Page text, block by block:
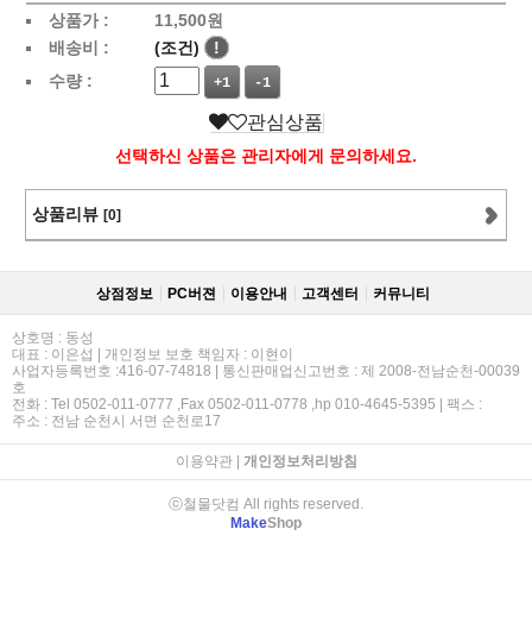
상품가 : 11,500원
배송비 :
(조건)
!
수량 :
+1 -1
관심상품
선택하신 상품은 관리자에게 문의하세요.
상품리뷰 [0]
상점정보 PC버젼 이용안내 고객센터 커뮤니티
상호명 : 동성
대표 : 이은섭 | 개인정보 보호 책임자 : 이현이
사업자등록번호 :416-07-74818 | 통신판매업신고번호 : 제 2008-전남순천-00039
호
전화 : Tel 0502-011-0777 ,Fax 0502-011-0778 ,hp 010-4645-5395 | 팩스 :
주소 : 전남 순천시 서면 순천로17
이용약관| 개인정보처리방침
ⓒ철물닷컴 All rights reserved.
MakeShop